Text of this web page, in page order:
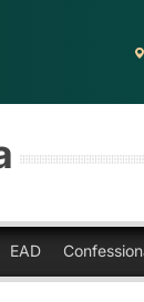
EAD